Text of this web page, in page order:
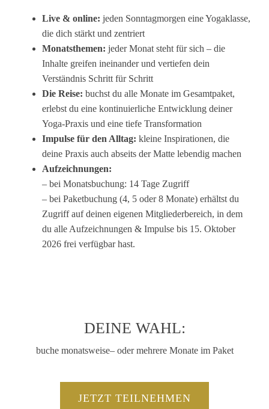
Live & online: jeden Sonntagmorgen eine Yogaklasse,
die dich stärkt und zentriert
Monatsthemen: jeder Monat steht für sich – die
Inhalte greifen ineinander und vertiefen dein
Verständnis Schritt für Schritt
Die Reise: buchst du alle Monate im Gesamtpaket,
erlebst du eine kontinuierliche Entwicklung deiner
Yoga-Praxis und eine tiefe Transformation
Impulse für den Alltag: kleine Inspirationen, die
deine Praxis auch abseits der Matte lebendig machen
Aufzeichnungen:
– bei Monatsbuchung: 14 Tage Zugriff
– bei Paketbuchung (4, 5 oder 8 Monate) erhältst du
Zugriff auf deinen eigenen Mitgliederbereich, in dem
du alle Aufzeichnungen & Impulse bis 15. Oktober
2026 frei verfügbar hast.
DEINE WAHL:
buche monatsweise– oder mehrere Monate im Paket
JETZT TEILNEHMEN